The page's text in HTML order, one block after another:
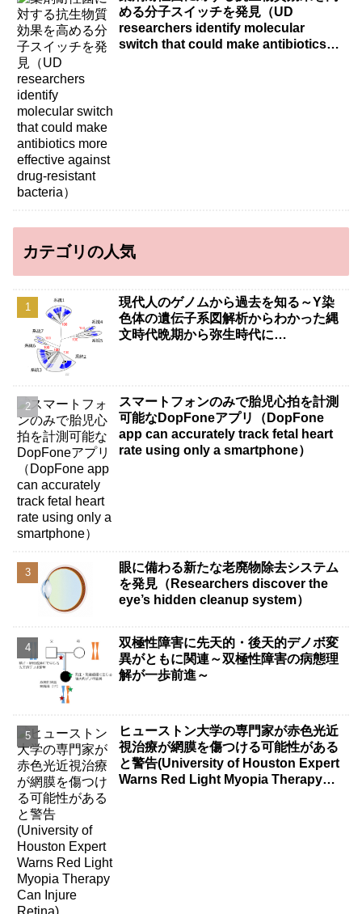
める分子スイッチを発見（UD
researchers identify molecular
switch that could make antibiotics
カテゴリの人気
現代人のゲノムから過去を知る～Y染
色体の遺伝子系図解析からわかった縄
文時代晩期から弥生時代に…
スマートフォンのみで胎児心拍を計測
可能なDopFoneアプリ（DopFone
app can accurately track fetal heart
rate using only a smartphone）
眼に備わる新たな老廃物除去システム
を発見（Researchers discover the
eye’s hidden cleanup system）
双極性障害に先天的・後天的デノボ変
異がともに関連～双極性障害の病態理
解が一歩前進～
ヒューストン大学の専門家が赤色光近
視治療が網膜を傷つける可能性がある
と警告(University of Houston Expert
Warns Red Light Myopia Therapy